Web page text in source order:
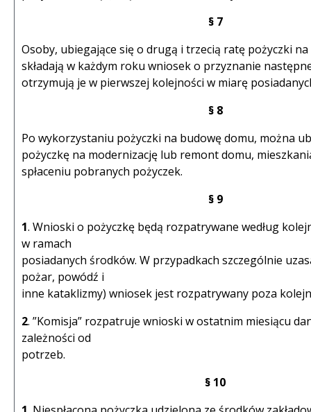
§ 7
Osoby, ubiegające się o drugą i trzecią ratę pożyczki
składają w każdym roku wniosek o przyznanie
otrzymują je w pierwszej kolejności w miarę
§ 8
Po wykorzystaniu pożyczki na budowę domu, można
pożyczkę na modernizację lub remont domu,
spłaceniu pobranych pożyczek.
§ 9
1. Wnioski o pożyczkę będą rozpatrywane według
w ramach
posiadanych środków. W przypadkach szczególnie
pożar, powódź i
inne kataklizmy) wniosek jest rozpatrywany poza
2. ”Komisja” rozpatruje wnioski w ostatnim miesiącu
zależności od
potrzeb.
§ 10